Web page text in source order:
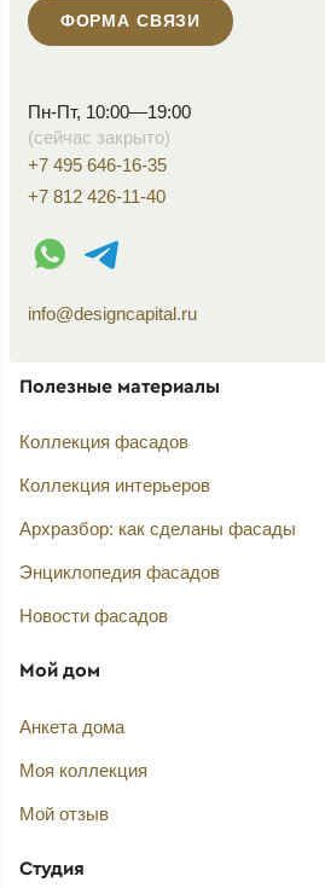
ФОРМА СВЯЗИ
Пн-Пт, 10:00—19:00
(сейчас закрыто)
+7 495 646-16-35
+7 812 426-11-40
WhatsApp контакт
Telegram контакт
info@designcapital.ru
Полезные материалы
Коллекция фасадов
Коллекция интерьеров
Архразбор: как сделаны фасады
Энциклопедия фасадов
Новости фасадов
Мой дом
Анкета дома
Моя коллекция
Мой отзыв
Студия